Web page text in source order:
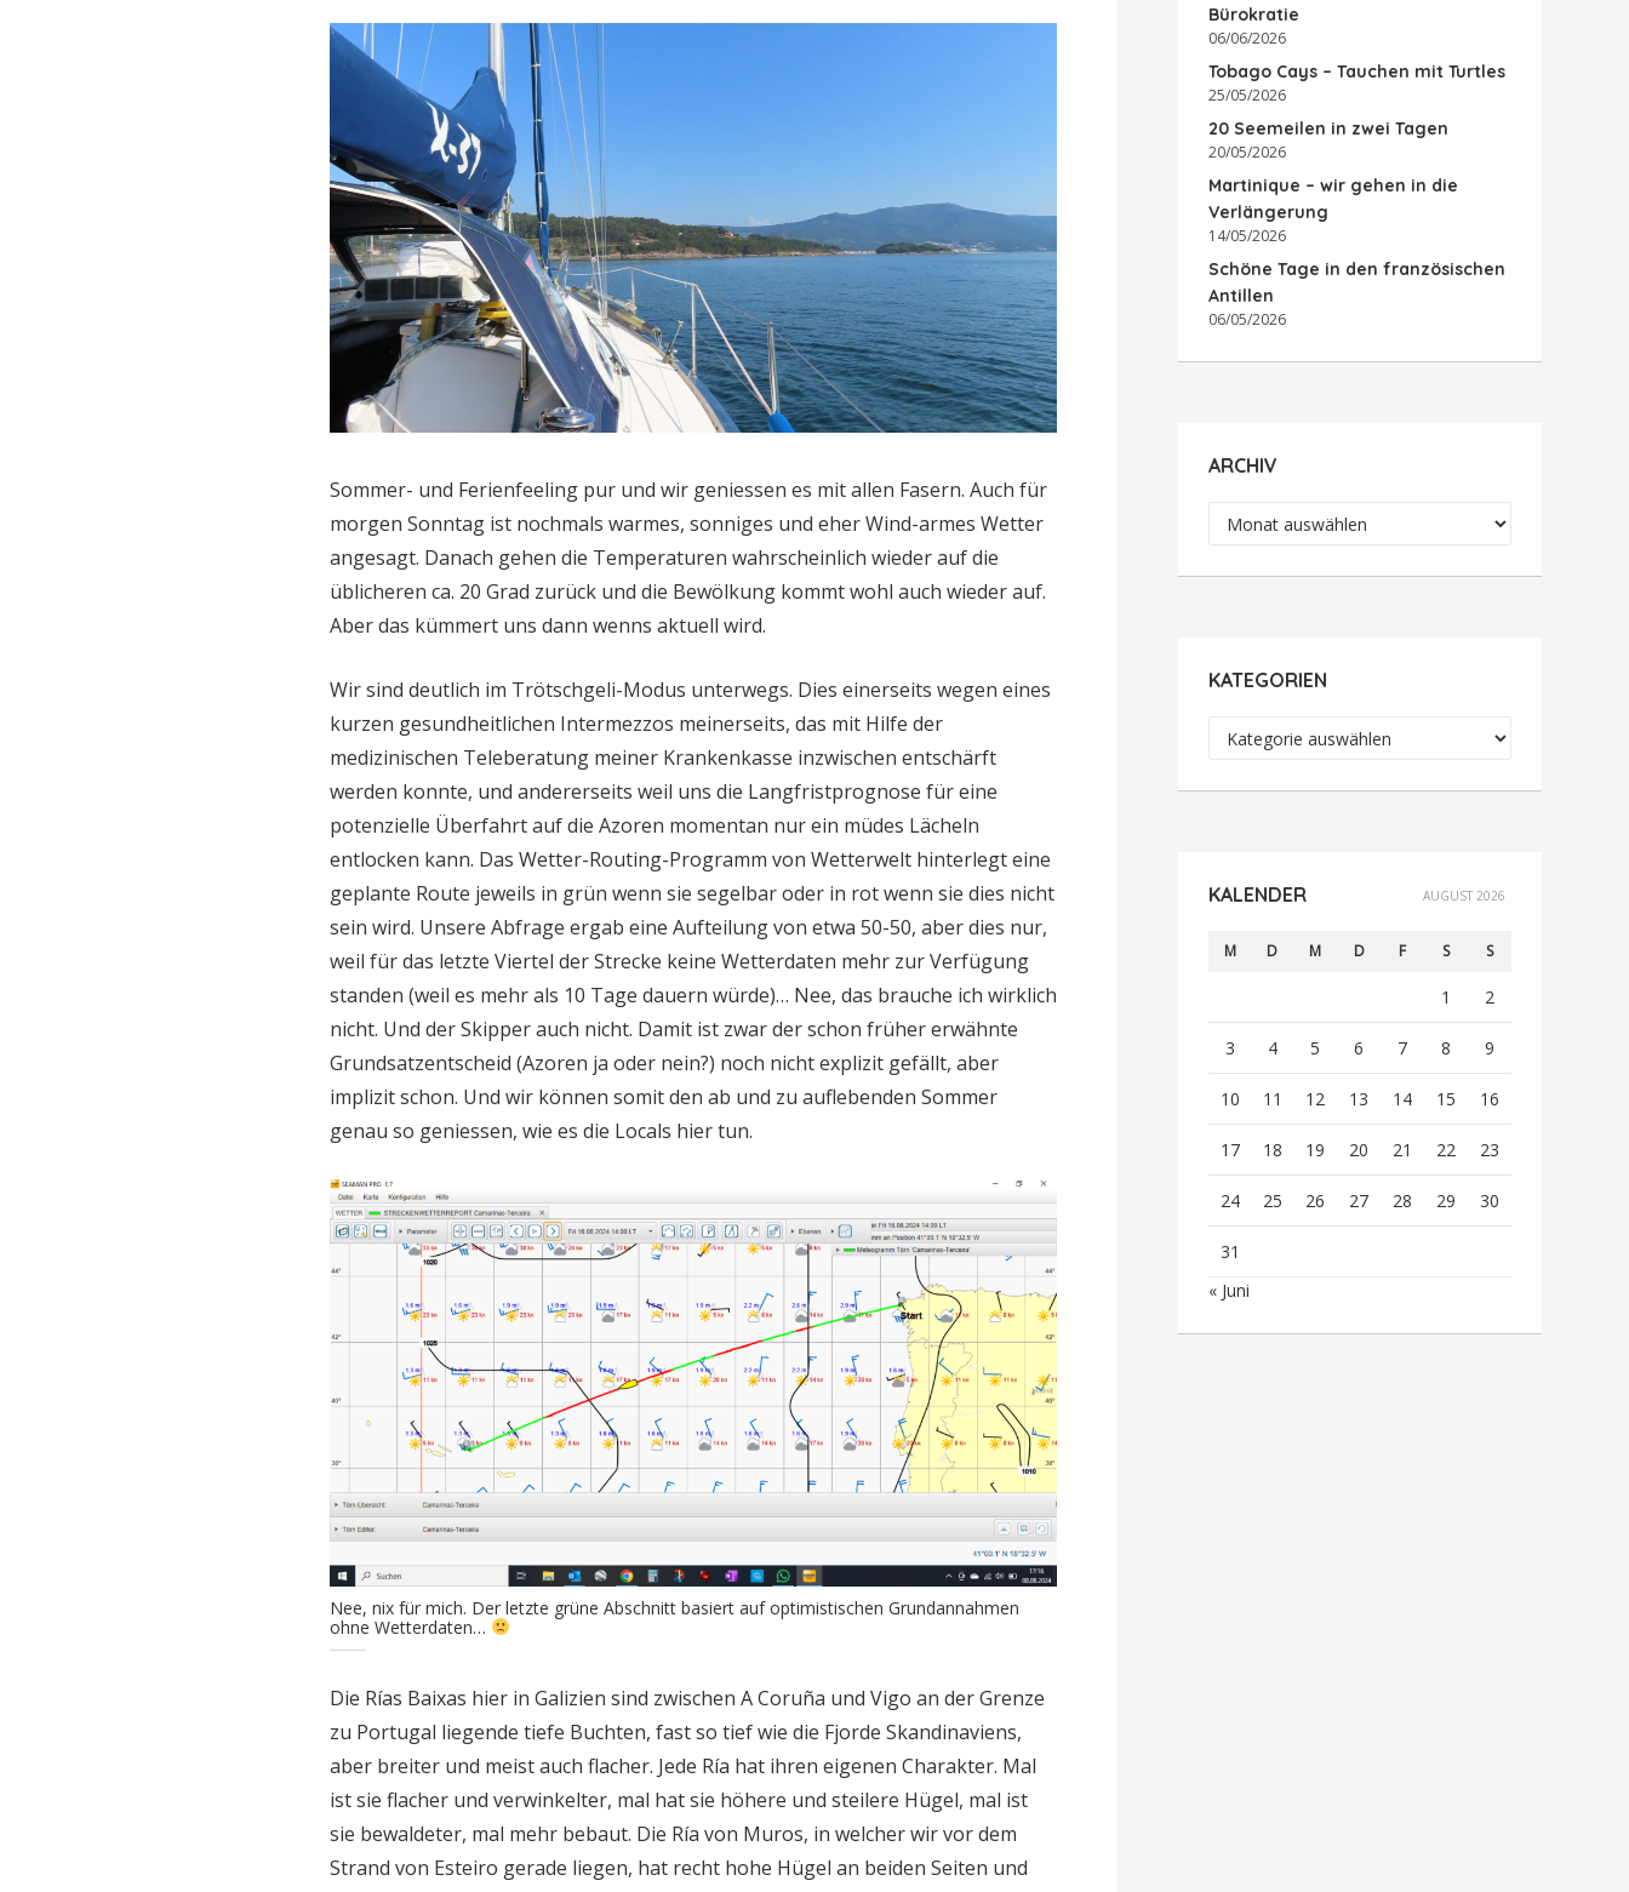
Sommer- und Ferienfeeling pur und wir geniessen es mit allen Fasern. Auch für
morgen Sonntag ist nochmals warmes, sonniges und eher Wind-armes Wetter
angesagt. Danach gehen die Temperaturen wahrscheinlich wieder auf die
üblicheren ca. 20 Grad zurück und die Bewölkung kommt wohl auch wieder auf.
Aber das kümmert uns dann wenns aktuell wird.
Wir sind deutlich im Trötschgeli-Modus unterwegs. Dies einerseits wegen eines
kurzen gesundheitlichen Intermezzos meinerseits, das mit Hilfe der
medizinischen Teleberatung meiner Krankenkasse inzwischen entschärft
werden konnte, und andererseits weil uns die Langfristprognose für eine
potenzielle Überfahrt auf die Azoren momentan nur ein müdes Lächeln
entlocken kann. Das Wetter-Routing-Programm von Wetterwelt hinterlegt eine
geplante Route jeweils in grün wenn sie segelbar oder in rot wenn sie dies nicht
sein wird. Unsere Abfrage ergab eine Aufteilung von etwa 50-50, aber dies nur,
weil für das letzte Viertel der Strecke keine Wetterdaten mehr zur Verfügung
standen (weil es mehr als 10 Tage dauern würde)… Nee, das brauche ich wirklich
nicht. Und der Skipper auch nicht. Damit ist zwar der schon früher erwähnte
Grundsatzentscheid (Azoren ja oder nein?) noch nicht explizit gefällt, aber
implizit schon. Und wir können somit den ab und zu auflebenden Sommer
genau so geniessen, wie es die Locals hier tun.
Nee, nix für mich. Der letzte grüne Abschnitt basiert auf optimistischen Grundannahmen
ohne Wetterdaten…
Die Rías Baixas hier in Galizien sind zwischen A Coruña und Vigo an der Grenze
zu Portugal liegende tiefe Buchten, fast so tief wie die Fjorde Skandinaviens,
aber breiter und meist auch flacher. Jede Ría hat ihren eigenen Charakter. Mal
ist sie flacher und verwinkelter, mal hat sie höhere und steilere Hügel, mal ist
sie bewaldeter, mal mehr bebaut. Die Ría von Muros, in welcher wir vor dem
Strand von Esteiro gerade liegen, hat recht hohe Hügel an beiden Seiten und
Bürokratie
06/06/2026
Tobago Cays – Tauchen mit Turtles
25/05/2026
20 Seemeilen in zwei Tagen
20/05/2026
Martinique – wir gehen in die
Verlängerung
14/05/2026
Schöne Tage in den französischen
Antillen
06/05/2026
ARCHIV
Archiv
KATEGORIEN
KALENDER AUGUST 2026
M D M D F S S
1 2
3 4 5 6 7 8 9
10 11 12 13 14 15 16
17 18 19 20 21 22 23
24 25 26 27 28 29 30
31
« Juni